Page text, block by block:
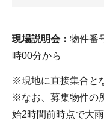
現場説明会： 物件番
時00分から
※現地に直接集合と
※なお、募集物件の
始2時間前時点で大